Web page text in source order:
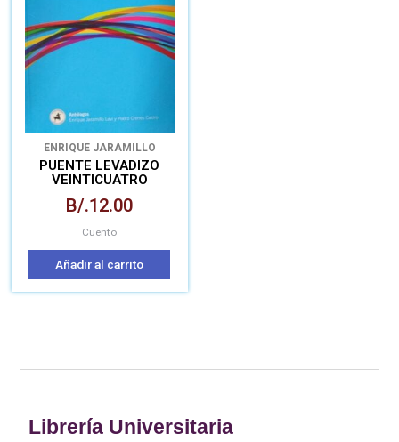
ENRIQUE JARAMILLO
LEVIPEDRO CRENES CASTRO
PUENTE LEVADIZO
VEINTICUATRO
PANAMÁ Y ESPAÑA
B/.12.00
Cuento
Añadir al carrito
Librería Universitaria